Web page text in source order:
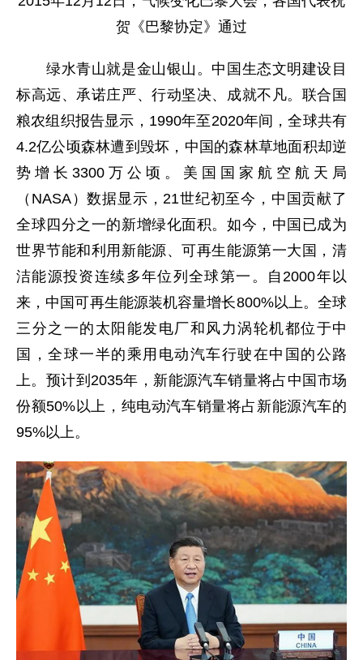
贺《巴黎协定》通过
绿水青山就是金山银山。中国生态文明建设目
标高远、承诺庄严、行动坚决、成就不凡。联合国
粮农组织报告显示，1990年至2020年间，全球共有
4.2亿公顷森林遭到毁坏，中国的森林草地面积却逆
势增长3300万公顷。美国国家航空航天局
（NASA）数据显示，21世纪初至今，中国贡献了
全球四分之一的新增绿化面积。如今，中国已成为
世界节能和利用新能源、可再生能源第一大国，清
洁能源投资连续多年位列全球第一。自2000年以
来，中国可再生能源装机容量增长800%以上。全球
三分之一的太阳能发电厂和风力涡轮机都位于中
国，全球一半的乘用电动汽车行驶在中国的公路
上。预计到2035年，新能源汽车销量将占中国市场
份额50%以上，纯电动汽车销量将占新能源汽车的
95%以上。